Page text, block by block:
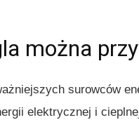
można
surowców
elektrycznej i